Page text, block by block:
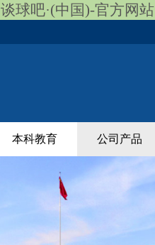
谈球吧·(中国)-官方网站
本科教育 公司产品